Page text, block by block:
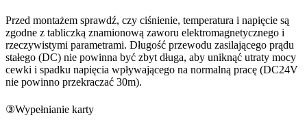
Przed montażem sprawdź, czy ciśnienie, temperatura i napięcie są
zgodne z tabliczką znamionową zaworu elektromagnetycznego i
rzeczywistymi parametrami. Długość przewodu zasilającego prądu
stałego (DC) nie powinna być zbyt długa, aby uniknąć utraty mocy
cewki i spadku napięcia wpływającego na normalną pracę (DC24V
nie powinno przekraczać 30m).
③Wypełnianie karty